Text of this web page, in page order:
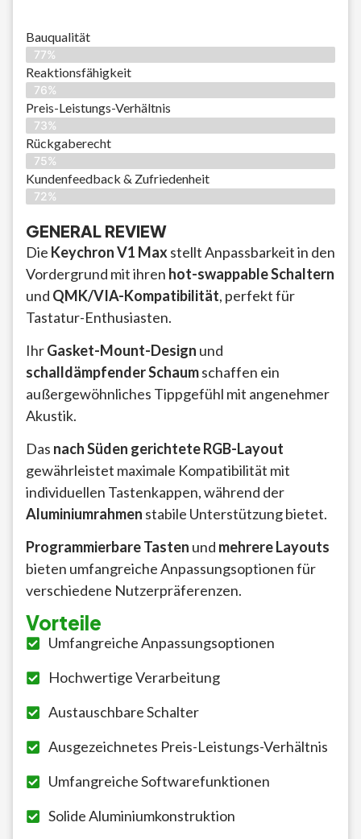
Bauqualität
77%
Reaktionsfähigkeit
76%
Preis-Leistungs-Verhältnis
73%
Rückgaberecht
75%
Kundenfeedback & Zufriedenheit
72%
GENERAL REVIEW
Die Keychron V1 Max stellt Anpassbarkeit in den
Vordergrund mit ihren hot-swappable Schaltern
und QMK/VIA-Kompatibilität, perfekt für
Tastatur-Enthusiasten.
IhrGasket-Mount-Design und
schalldämpfender Schaumschaffen ein
außergewöhnliches Tippgefühl mit angenehmer
Akustik.
Das nach Süden gerichtete RGB-Layout
gewährleistet maximale Kompatibilität mit
individuellen Tastenkappen, während der
Aluminiumrahmen stabile Unterstützung bietet.
Programmierbare Tasten und mehrere Layouts
bieten umfangreiche Anpassungsoptionen für
verschiedene Nutzerpräferenzen.
Vorteile
Umfangreiche Anpassungsoptionen
Hochwertige Verarbeitung
Austauschbare Schalter
Ausgezeichnetes Preis-Leistungs-Verhältnis
Umfangreiche Softwarefunktionen
Solide Aluminiumkonstruktion